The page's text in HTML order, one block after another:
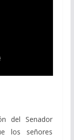
del Senador
los señores